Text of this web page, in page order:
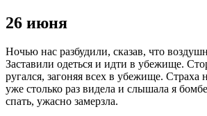
26 июня
Ночью нас разбудили, сказав, что
Заставили одеться и идти в убежище.
ругался, загоняя всех в убежище. Страха
уже столько раз видела и слышала я
спать, ужасно замерзла.